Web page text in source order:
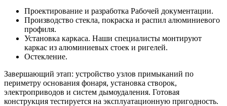
Проектирование и разработка Рабочей документации.
Производство стекла, покраска и распил алюминиевого
профиля.
Установка каркаса. Наши специалисты монтируют
каркас из алюминиевых стоек и ригелей.
Остекление.
Завершающий этап: устройство узлов примыканий по
периметру основания фонаря, установка створок,
электроприводов и систем дымоудаления. Готовая
конструкция тестируется на эксплуатационную пригодность.